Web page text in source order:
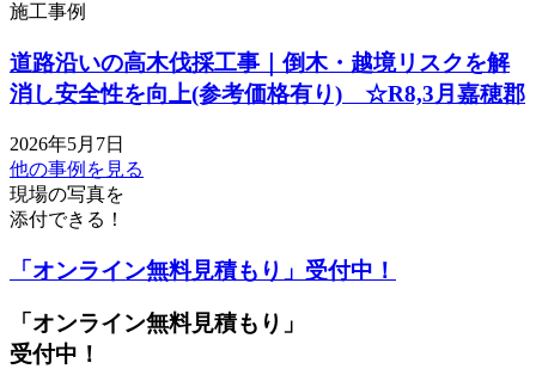
施工事例
道路沿いの高木伐採工事｜倒木・越境リスクを解
消し安全性を向上(参考価格有り) ☆R8,3月嘉穂郡
2026年5月7日
他の事例を見る
現場の写真を
添付できる！
「オンライン無料見積もり」受付中！
「オンライン無料見積もり」
受付中！